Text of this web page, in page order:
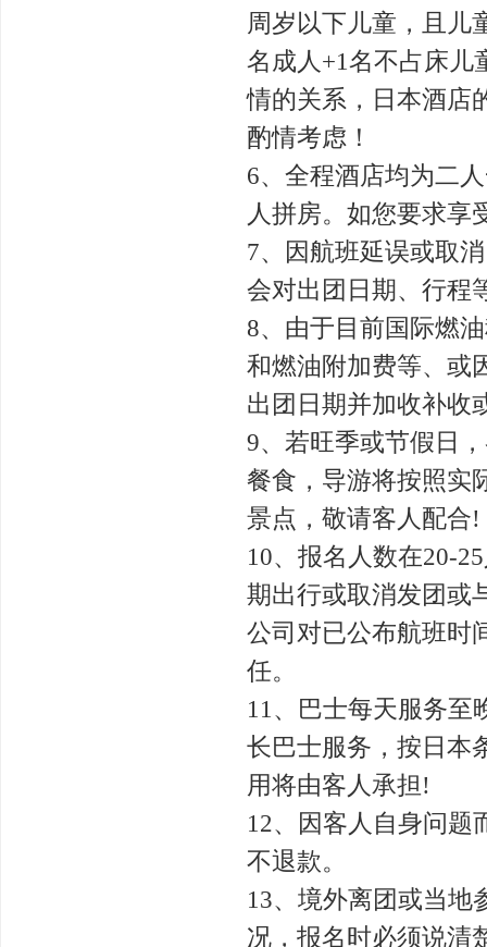
周岁以下儿童，且儿
名成人+1名不占床儿
情的关系，日本酒店
酌情考虑！
6、全程酒店均为二
人拼房。如您要求享
7、因航班延误或取
会对出团日期、行程
8、由于目前国际燃
和燃油附加费等、或
出团日期并加收补收
9、若旺季或节假日
餐食，导游将按照实
景点，敬请客人配合!
10、报名人数在20-
期出行或取消发团或
公司对已公布航班时
任。
11、巴士每天服务至
长巴士服务，按日本
用将由客人承担!
12、因客人自身问题
不退款。
13、境外离团或当地
况，报名时必须说清